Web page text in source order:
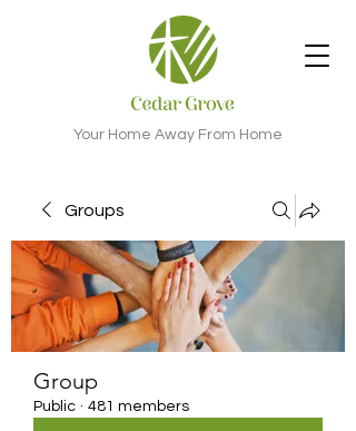
Your Home Away From Home
Groups
Group
Public · 481 members